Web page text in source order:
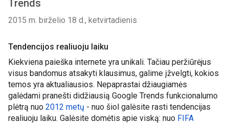
Trends
2015 m. birželio 18 d., ketvirtadienis
Tendencijos realiuoju laiku
Kiekviena paieška internete yra unikali. Tačiau peržiūrėjus
visus bandomus atsakyti klausimus, galime įžvelgti, kokios
temos yra aktualiausios. Nepaprastai džiaugiamės
galėdami pranešti didžiausią Google Trends funkcionalumo
plėtrą nuo 2012 metų - nuo šiol galėsite rasti tendencijas
realiuoju laiku. Galėsite domėtis apie viską: nuo FIFA